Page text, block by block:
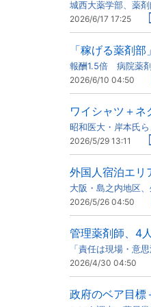
城西大薬学部、薬
2026/6/17 17:25
「稼げる薬剤
報酬1.5倍 病院薬剤
2026/6/10 04:50
ワイシャツ＋
昭和医大・岸本氏
2026/5/29 13:11
外国人宿泊エリ
大阪・島之内地区
2026/5/26 04:50
管理薬剤師、4
「責任は現場・意
2026/4/30 04:50
政府のベア目標